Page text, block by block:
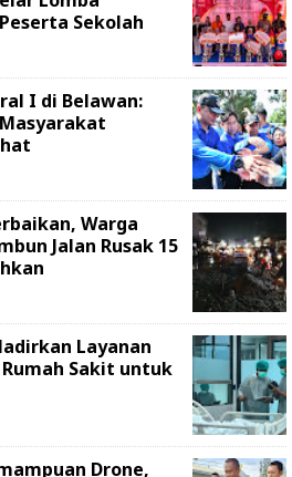
Sekolah
I di Belawan:
Warga
Jalan Rusak 15
Layanan
Rumah Sakit untuk
Drone,